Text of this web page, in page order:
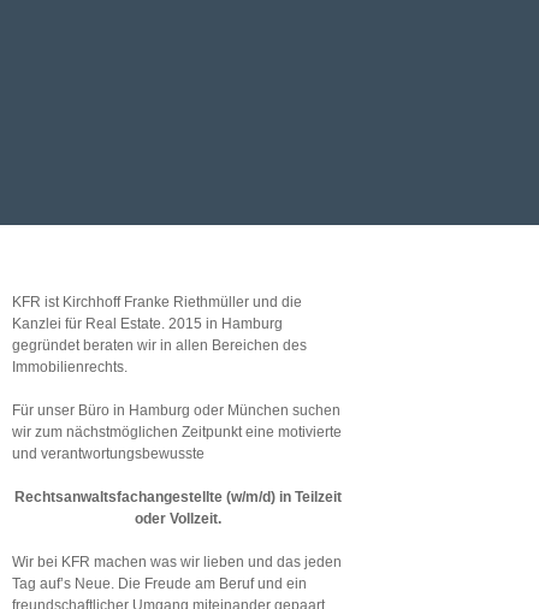
KFR ist Kirchhoff Franke Riethmüller und die
Kanzlei für Real Estate. 2015 in Hamburg
gegründet beraten wir in allen Bereichen des
Immobilienrechts.
Für unser Büro in Hamburg oder München suchen
wir zum nächstmöglichen Zeitpunkt eine motivierte
und verantwortungsbewusste
Rechtsanwaltsfachangestellte (w/m/d) in Teilzeit
oder Vollzeit.
Wir bei KFR machen was wir lieben und das jeden
Tag auf’s Neue. Die Freude am Beruf und ein
freundschaftlicher Umgang miteinander gepaart